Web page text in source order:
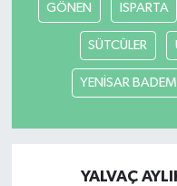
GÖNEN ISPARTA
SÜTCÜLER
YENİSAR
YALVAÇ